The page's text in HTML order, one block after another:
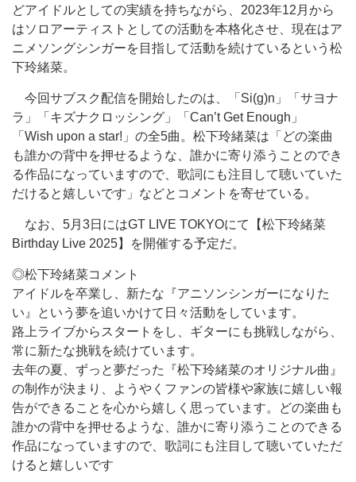
どアイドルとしての実績を持ちながら、2023年12月から
はソロアーティストとしての活動を本格化させ、現在はア
ニメソングシンガーを目指して活動を続けているという松
下玲緒菜。
今回サブスク配信を開始したのは、「Si(g)n」「サヨナ
ラ」「キズナクロッシング」「Can’t Get Enough」
「Wish upon a star!」の全5曲。松下玲緒菜は「どの楽曲
も誰かの背中を押せるような、誰かに寄り添うことのでき
る作品になっていますので、歌詞にも注目して聴いていた
だけると嬉しいです」などとコメントを寄せている。
なお、5月3日にはGT LIVE TOKYOにて【松下玲緒菜
Birthday Live 2025】を開催する予定だ。
◎松下玲緒菜コメント
アイドルを卒業し、新たな『アニソンシンガーになりた
い』という夢を追いかけて日々活動をしています。
路上ライブからスタートをし、ギターにも挑戦しながら、
常に新たな挑戦を続けています。
去年の夏、ずっと夢だった『松下玲緒菜のオリジナル曲』
の制作が決まり、ようやくファンの皆様や家族に嬉しい報
告ができることを心から嬉しく思っています。どの楽曲も
誰かの背中を押せるような、誰かに寄り添うことのできる
作品になっていますので、歌詞にも注目して聴いていただ
けると嬉しいです